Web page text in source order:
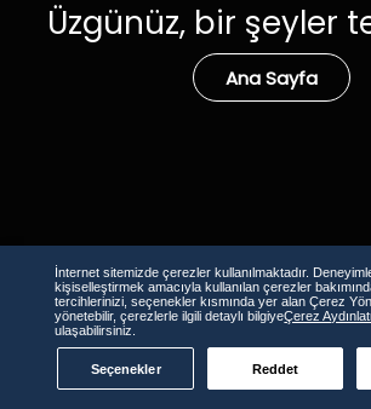
Üzgünüz, bir şeyler
Ana Sayfa
İnternet sitemizde çerezler kullanılmaktadır.
kişiselleştirmek amacıyla kullanılan çerezler
tercihlerinizi, seçenekler kısmında yer alan Çerez
yönetebilir, çerezlerle ilgili detaylı bilgiyeÇerez
ulaşabilirsiniz.
Seçenekler Reddet